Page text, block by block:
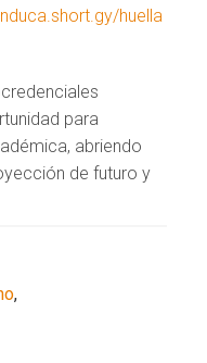
huella
para
abriendo
de futuro y
,